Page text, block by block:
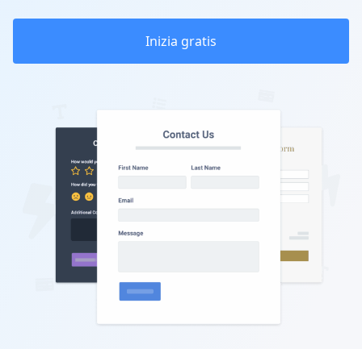
Inizia gratis